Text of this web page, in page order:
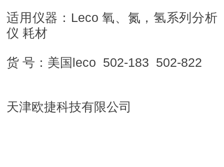
适用仪器：Leco 氧、氮，氢系列分析
仪 耗材
货 号：美国leco 502-183 502-822
天津欧捷科技有限公司